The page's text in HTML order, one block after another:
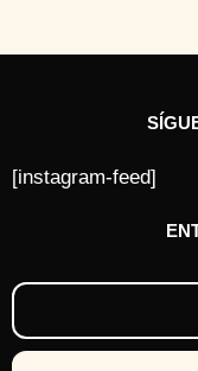
[instagram-feed]